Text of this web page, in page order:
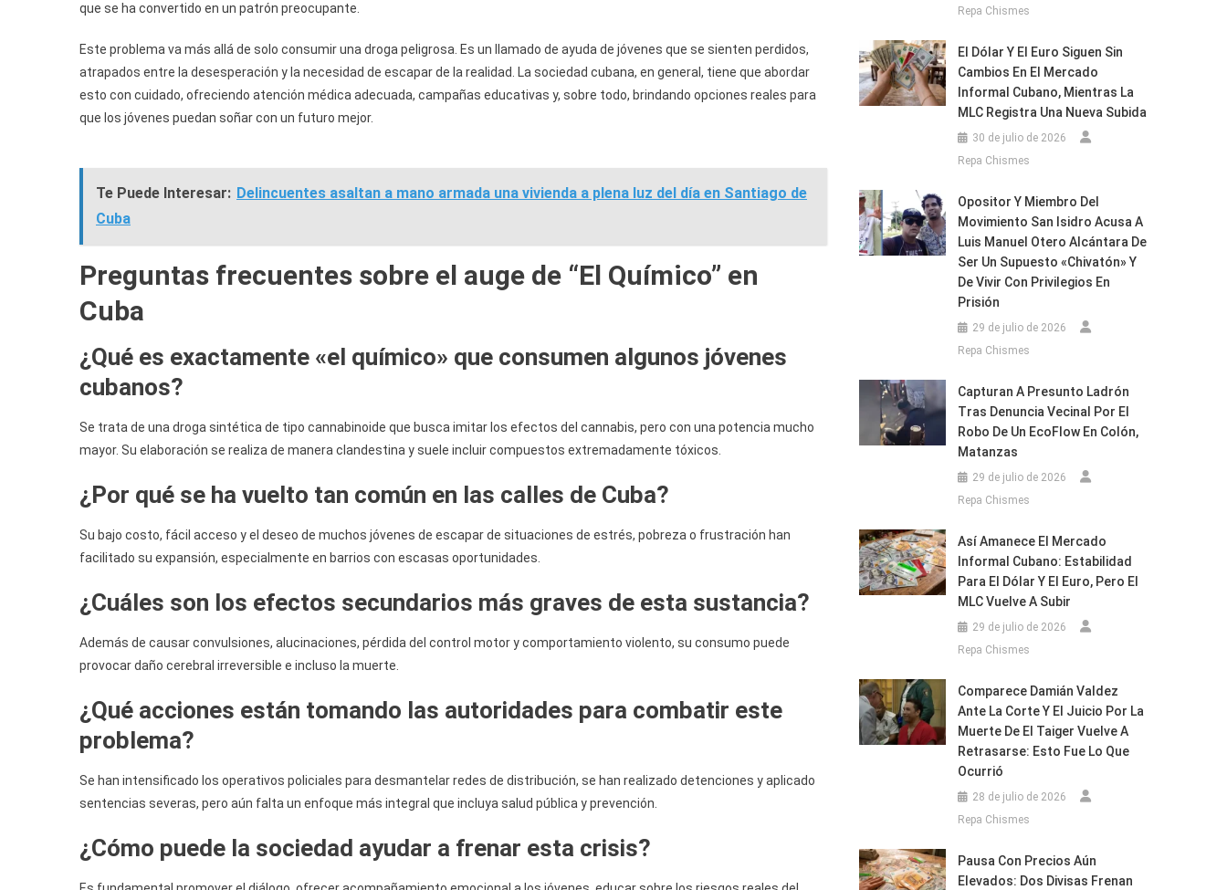
que se ha convertido en un patrón preocupante.
Este problema va más allá de solo consumir una droga peligrosa. Es un llamado de ayuda de jóvenes que se sienten perdidos,
atrapados entre la desesperación y la necesidad de escapar de la realidad. La sociedad cubana, en general, tiene que abordar
esto con cuidado, ofreciendo atención médica adecuada, campañas educativas y, sobre todo, brindando opciones reales para
que los jóvenes puedan soñar con un futuro mejor.
Te Puede Interesar: Delincuentes asaltan a mano armada una vivienda a plena luz del día en Santiago de
Cuba
Preguntas frecuentes sobre el auge de “El Químico” en
Cuba
¿Qué es exactamente «el químico» que consumen algunos jóvenes
cubanos?
Se trata de una droga sintética de tipo cannabinoide que busca imitar los efectos del cannabis, pero con una potencia mucho
mayor. Su elaboración se realiza de manera clandestina y suele incluir compuestos extremadamente tóxicos.
¿Por qué se ha vuelto tan común en las calles de Cuba?
Su bajo costo, fácil acceso y el deseo de muchos jóvenes de escapar de situaciones de estrés, pobreza o frustración han
facilitado su expansión, especialmente en barrios con escasas oportunidades.
¿Cuáles son los efectos secundarios más graves de esta sustancia?
Además de causar convulsiones, alucinaciones, pérdida del control motor y comportamiento violento, su consumo puede
provocar daño cerebral irreversible e incluso la muerte.
¿Qué acciones están tomando las autoridades para combatir este
problema?
Se han intensificado los operativos policiales para desmantelar redes de distribución, se han realizado detenciones y aplicado
sentencias severas, pero aún falta un enfoque más integral que incluya salud pública y prevención.
¿Cómo puede la sociedad ayudar a frenar esta crisis?
Repa Chismes
El Dólar Y El Euro Siguen Sin
Cambios En El Mercado
Informal Cubano, Mientras La
MLC Registra Una Nueva Subida
30 de julio de 2026
Repa Chismes
Opositor Y Miembro Del
Movimiento San Isidro Acusa A
Luis Manuel Otero Alcántara De
Ser Un Supuesto «chivatón» Y
De Vivir Con Privilegios En
Prisión
29 de julio de 2026
Repa Chismes
Capturan A Presunto Ladrón
Tras Denuncia Vecinal Por El
Robo De Un EcoFlow En Colón,
Matanzas
29 de julio de 2026
Repa Chismes
Así Amanece El Mercado
Informal Cubano: Estabilidad
Para El Dólar Y El Euro, Pero El
MLC Vuelve A Subir
29 de julio de 2026
Repa Chismes
Comparece Damián Valdez
Ante La Corte Y El Juicio Por La
Muerte De El Taiger Vuelve A
Retrasarse: Esto Fue Lo Que
Ocurrió
28 de julio de 2026
Repa Chismes
Pausa Con Precios Aún
Elevados: Dos Divisas Frenan